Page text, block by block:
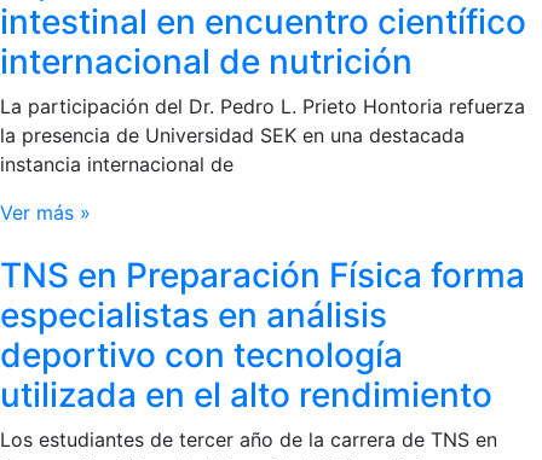
intestinal en encuentro científico
internacional de nutrición
La participación del Dr. Pedro L. Prieto Hontoria refuerza
la presencia de Universidad SEK en una destacada
instancia internacional de
Ver más »
TNS en Preparación Física forma
especialistas en análisis
deportivo con tecnología
utilizada en el alto rendimiento
Los estudiantes de tercer año de la carrera de TNS en